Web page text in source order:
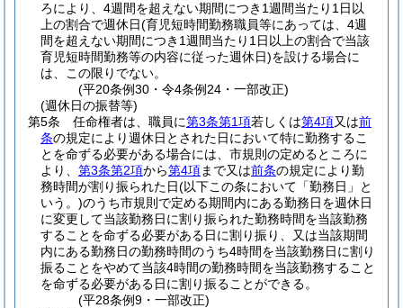
ろにより、4週間を超えない期間につき1週間当たり1日以
上の割合で週休日(育児短時間勤務職員等にあっては、4週
間を超えない期間につき1週間当たり1日以上の割合で当該
育児短時間勤務等の内容に従った週休日)を設ける場合に
は、この限りでない。
(平20条例30・令4条例24・一部改正)
(週休日の振替等)
第5条
任命権者は、職員に第3条第1項若しくは第4項又は前
条の規定により週休日とされた日において特に勤務するこ
とを命ずる必要がある場合には、市規則の定めるところに
より、 第3条第2項から第4項まで又は前条の規定により勤
務時間が割り振られた日(以下この条において「勤務日」と
いう。)のうち市規則で定める期間内にある勤務日を週休日
に変更して当該勤務日に割り振られた勤務時間を当該勤務
することを命ずる必要がある日に割り振り、又は当該期間
内にある勤務日の勤務時間のうち4時間を当該勤務日に割り
振ることをやめて当該4時間の勤務時間を当該勤務すること
を命ずる必要がある日に割り振ることができる。
(平28条例9・一部改正)